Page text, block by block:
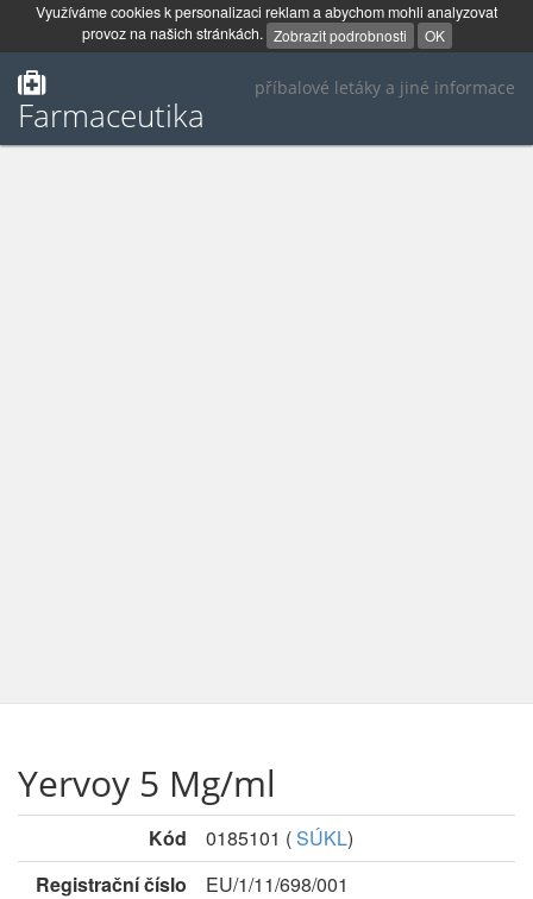
Využíváme cookies k personalizaci reklam a abychom mohli analyzovat
provoz na našich stránkách. Zobrazit podrobnosti OK
příbalové letáky a jiné informace
Farmaceutika
Yervoy 5 Mg/ml
Kód 0185101 (SÚKL)
Registrační číslo
EU/1/11/698/001